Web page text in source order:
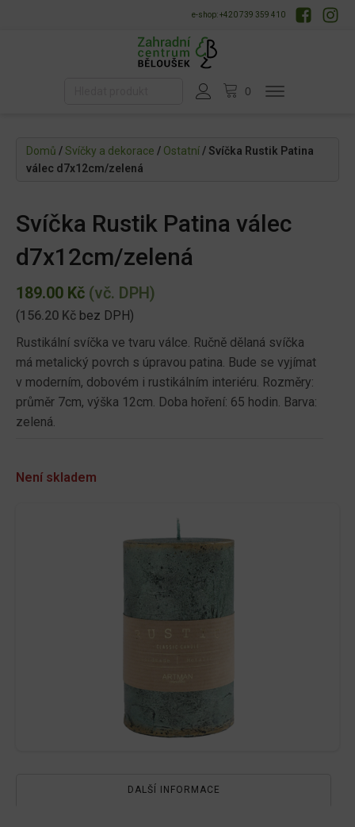
e-shop: +420 739 359 410
Domů /Svíčky a dekorace / Ostatní/ Svíčka Rustik Patina
válec d7x12cm/zelená
Svíčka Rustik Patina válec
d7x12cm/zelená
189.00 Kč (vč. DPH)
(156.20 Kč bez DPH)
Rustikální svíčka ve tvaru válce. Ručně dělaná svíčka
má metalický povrch s úpravou patina. Bude se vyjímat
v moderním, dobovém i rustikálním interiéru. Rozměry:
průměr 7cm, výška 12cm. Doba hoření: 65 hodin. Barva:
zelená.
Není skladem
DALŠÍ INFORMACE